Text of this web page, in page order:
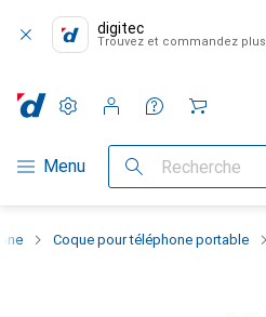
digitec
Trouvez et commandez
Navigation par catégorie
Menu Recherche
Paramètres
Compte client
Listes de comparaison
Listes d'envies
Panier
Coque pour téléphone portable